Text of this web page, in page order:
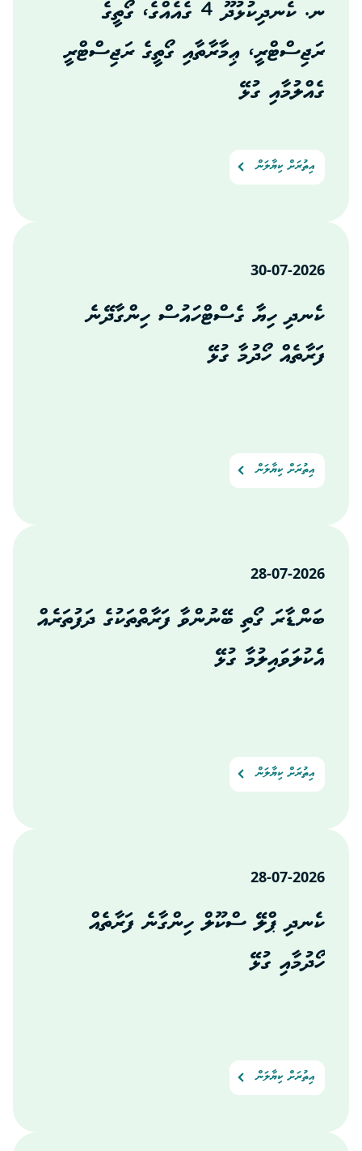
ނ. ކެނދިކުޅުދޫ 4 ގެއެއްގެ، ގޯތީގެ
ރަޖިސްޓްރީ، ޢިމާރާތާއި ގޯތީގެ ރަޖިސްޓްރީ
ގެއްލުމާއި ގުޅޭ
އިތުރަށް ކިޔާލަން
30-07-2026
ކެނދި ހިޔާ ގެސްޓްހައުސް ހިންގާދޭނެ
ފަރާތެއް ހޯދުމާ ގުޅޭ
އިތުރަށް ކިޔާލަން
28-07-2026
ބަންޑާރަ ގޯތި ބޭނުންވާ ފަރާތްތަކުގެ ދަފުތަރެއް
އެކުލަވައިލުމާ ގުޅޭ
އިތުރަށް ކިޔާލަން
28-07-2026
ކެނދި ޕްލޭ ސްކޫލް ހިންގާނެ ފަރާތެއް
ހޯދުމާއި ގުޅޭ
އިތުރަށް ކިޔާލަން